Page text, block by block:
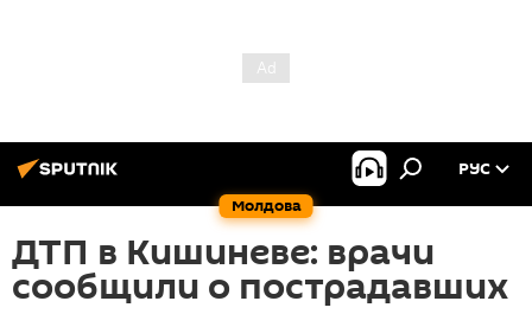
Молдова
РУС
ДТП в Кишиневе: врачи
сообщили о пострадавших